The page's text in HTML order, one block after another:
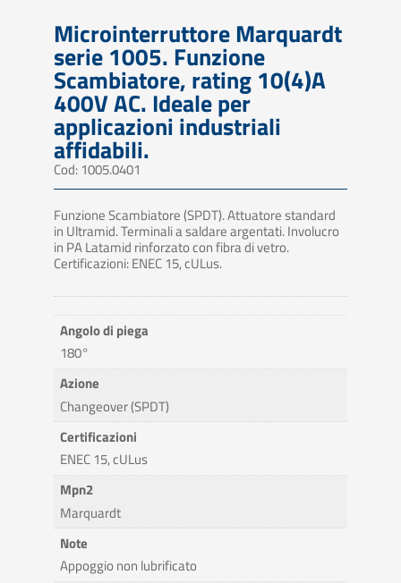
Microinterruttore Marquardt
serie 1005. Funzione
Scambiatore, rating 10(4)A
400V AC. Ideale per
applicazioni industriali
affidabili.
Cod: 1005.0401
Funzione Scambiatore (SPDT). Attuatore standard
in Ultramid. Terminali a saldare argentati. Involucro
in PA Latamid rinforzato con fibra di vetro.
Certificazioni: ENEC 15, cULus.
Angolo di piega
180°
Azione
Changeover (SPDT)
Certificazioni
ENEC 15, cULus
Mpn2
Marquardt
Note
Appoggio non lubrificato